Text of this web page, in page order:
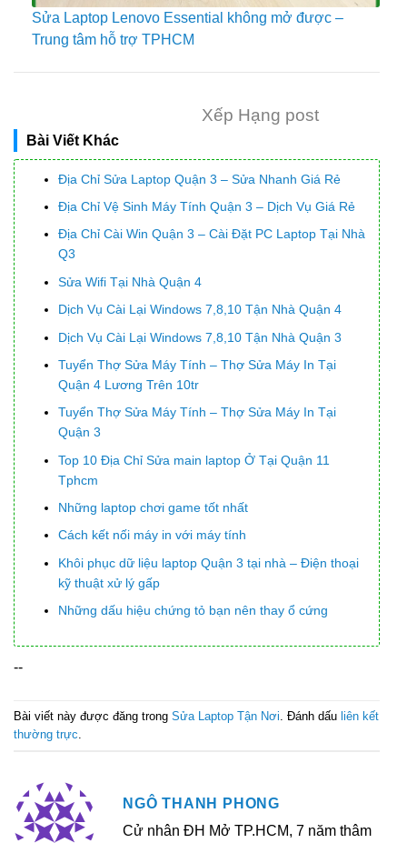
Sửa Laptop Lenovo Essential không mở được –
Trung tâm hỗ trợ TPHCM
Xếp Hạng post
Bài Viết Khác
Địa Chỉ Sửa Laptop Quận 3 – Sửa Nhanh Giá Rẻ
Địa Chỉ Vệ Sinh Máy Tính Quận 3 – Dịch Vụ Giá Rẻ
Địa Chỉ Cài Win Quận 3 – Cài Đặt PC Laptop Tại Nhà
Q3
Sửa Wifi Tại Nhà Quận 4
Dịch Vụ Cài Lại Windows 7,8,10 Tận Nhà Quận 4
Dịch Vụ Cài Lại Windows 7,8,10 Tận Nhà Quận 3
Tuyển Thợ Sửa Máy Tính – Thợ Sửa Máy In Tại
Quận 4 Lương Trên 10tr
Tuyển Thợ Sửa Máy Tính – Thợ Sửa Máy In Tại
Quận 3
Top 10 Địa Chỉ Sửa main laptop Ở Tại Quận 11
Tphcm
Những laptop chơi game tốt nhất
Cách kết nối máy in với máy tính
Khôi phục dữ liệu laptop Quận 3 tại nhà – Điện thoại
kỹ thuật xử lý gấp
Những dấu hiệu chứng tỏ bạn nên thay ổ cứng
--
Bài viết này được đăng trong Sửa Laptop Tận Nơi . Đánh dấu liên kết
thường trực
NGÔ THANH PHONG
Cử nhân ĐH Mở TP.HCM, 7 năm thâm